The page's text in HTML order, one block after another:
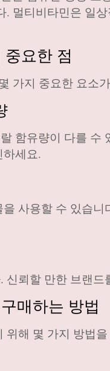
멀티비타민은 일
요한 점
가지 중요한 요소
함유량이 다를 수
세요.
사용할 수 있습
뢰할 만한 브랜
매하는 방법
위해 몇 가지 방법